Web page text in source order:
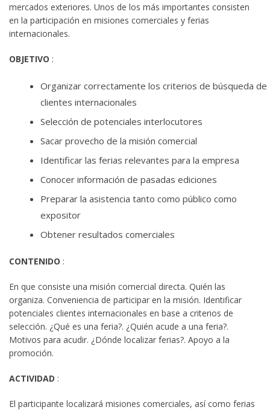
mercados exteriores. Unos de los más importantes consisten
en la participación en misiones comerciales y ferias
internacionales.
OBJETIVO :
Organizar correctamente los criterios de búsqueda de
clientes internacionales
Selección de potenciales interlocutores
Sacar provecho de la misión comercial
Identificar las ferias relevantes para la empresa
Conocer información de pasadas ediciones
Preparar la asistencia tanto como público como
expositor
Obtener resultados comerciales
CONTENIDO :
En que consiste una misión comercial directa. Quién las
organiza. Conveniencia de participar en la misión. Identificar
potenciales clientes internacionales en base a criterios de
selección. ¿Qué es una feria?. ¿Quién acude a una feria?.
Motivos para acudir. ¿Dónde localizar ferias?. Apoyo a la
promoción.
ACTIVIDAD :
El participante localizará misiones comerciales, así como ferias